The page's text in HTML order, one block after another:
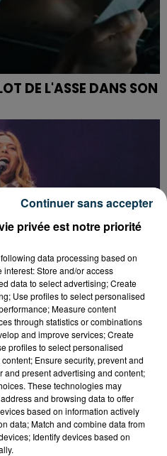
DE L'ASSE DANS SON
ET BIANCA COSTA EN
VENDREDI
privée est notre priorité
data processing based on
Store and/or access
data to select advertising; Create
Use profiles to select personalised
Measure content
through statistics or combinations
and improve services; Create
profiles to select personalised
Ensure security, prevent and
and present advertising and content;
These technologies may
and browsing data to offer
based on information actively
data; Match and combine data from
Identify devices based on
Continuer sans accepter